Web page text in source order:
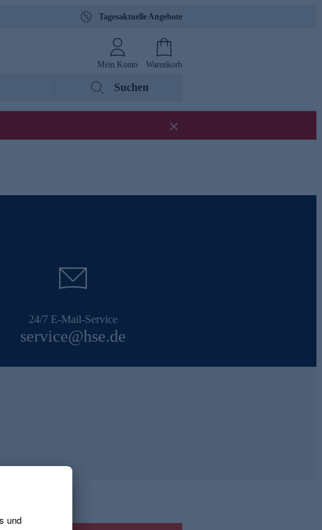
Tagesaktuelle Angebote
Mein Konto Warenkorb
Suchen
24/7 E-Mail-Service
service@hse.de